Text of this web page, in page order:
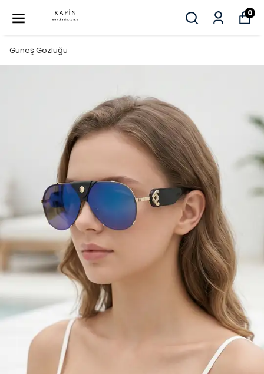
0
Güneş Gözlüğü